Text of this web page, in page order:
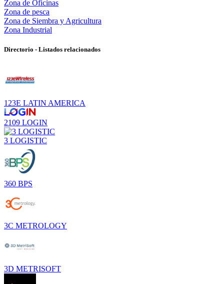
Zona de Oficinas
Zona de pesca
Zona de Siembra y Agricultura
Zona Industrial
Directorio - Listados relacionados
123E LATIN AMERICA
2109 LOGIN
3 LOGISTIC
360 BPS
3C METROLOGY
3D METRISOFT